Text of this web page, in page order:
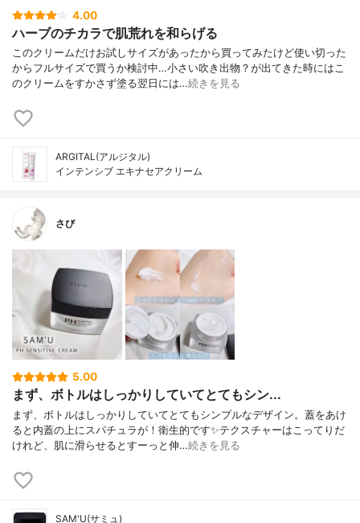
4.00
ハーブのチカラで肌荒れを和らげる
このクリームだけお試しサイズがあったから買ってみたけど使い切った
からフルサイズで買うか検討中…小さい吹き出物？が出てきた時にはこ
のクリームをすかさず塗る翌日には…続きを見る
ARGITAL(アルジタル)
インテンシブ エキナセアクリーム
さび
5.00
まず、ボトルはしっかりしていてとてもシン...
まず、ボトルはしっかりしていてとてもシンプルなデザイン。蓋をあけ
ると内蓋の上にスパチュラが！衛生的です✨テクスチャーはこってりだ
けれど、肌に滑らせるとすーっと伸…続きを見る
SAM'U(サミュ)